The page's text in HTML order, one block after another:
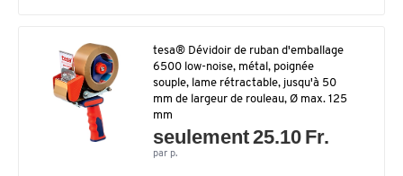
tesa® Dévidoir de ruban d'emballage
6500 low-noise, métal, poignée
souple, lame rétractable, jusqu'à 50
mm de largeur de rouleau, Ø max. 125
mm
seulement 25.10 Fr.
par p.